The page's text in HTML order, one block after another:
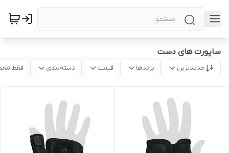
ساپورت های دست
جدیدترین برندها قیمت دسته‌بندی فقط